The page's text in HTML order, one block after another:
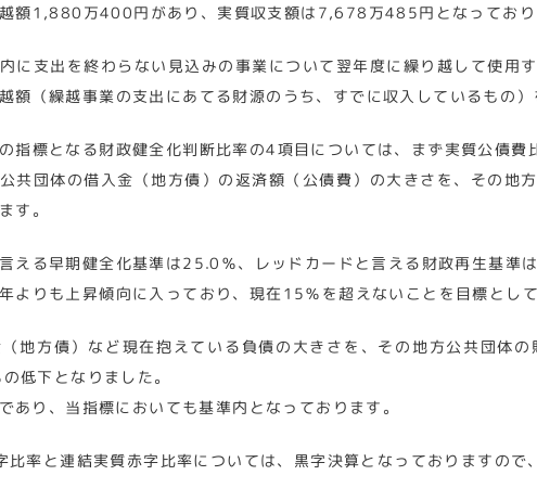
額1,880万400円があり、実質収支額は7,678万485円となっており
に支出を終わらない見込みの事業について翌年度に繰り越して使用
額（繰越事業の支出にあてる財源のうち、すでに収入しているもの）
指標となる財政健全化判断比率の4項目については、まず実質公債
共団体の借入金（地方債）の返済額（公債費）の大きさを、その地
す。
える早期健全化基準は25.0％、レッドカードと言える財政再生基準
よりも上昇傾向に入っており、現在15％を超えないことを目標とし
地方債）など現在抱えている負債の大きさを、その地方公共団体
低下となりました。
り、当指標においても基準内となっております。
率と連結実質赤字比率については、黒字決算となっておりますので